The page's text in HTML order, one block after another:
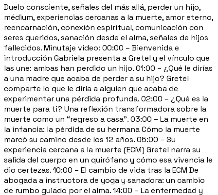
Duelo consciente, señales del más allá, perder un hijo,
médium, experiencias cercanas a la muerte, amor eterno,
reencarnación, conexión espiritual, comunicación con
seres queridos, sanación desde el alma, señales de hijos
fallecidos. Minutaje video: 00:00 – Bienvenida e
introducción Gabriela presenta a Gretel y el vínculo que
las une: ambas han perdido un hijo. 01:00 – ¿Qué le dirías
a una madre que acaba de perder a su hijo? Gretel
comparte lo que le diría a alguien que acaba de
experimentar una pérdida profunda. 02:00 – ¿Qué es la
muerte para ti? Una reflexión transformadora sobre la
muerte como un “regreso a casa”. 03:00 – La muerte en
la infancia: la pérdida de su hermana Cómo la muerte
marcó su camino desde los 12 años. 05:00 – Su
experiencia cercana a la muerte (ECM) Gretel narra su
salida del cuerpo en un quirófano y cómo esa vivencia le
dio certezas. 10:00 – El cambio de vida tras la ECM De
abogada a instructora de yoga y sanadora: un cambio
de rumbo guiado por el alma. 14:00 – La enfermedad y